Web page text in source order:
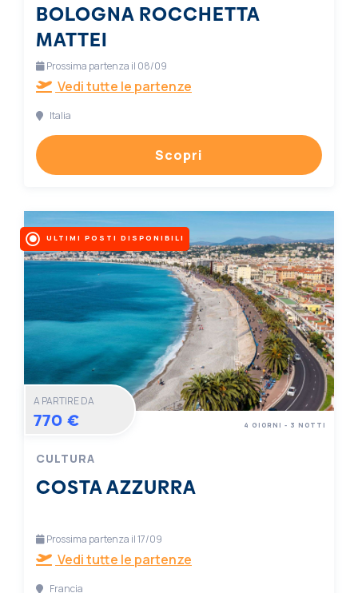
BOLOGNA ROCCHETTA
MATTEI
Prossima partenza il 08/09
Vedi tutte le partenze
Italia
Scopri
ULTIMI POSTI DISPONIBILI
A PARTIRE DA
770 €
CULTURA
COSTA AZZURRA
4 GIORNI - 3 NOTTI
Prossima partenza il 17/09
Vedi tutte le partenze
Francia